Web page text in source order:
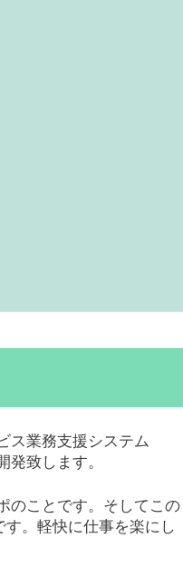
業務支援システム
致します。
ことです。そしてこの
。軽快に仕事を楽にし